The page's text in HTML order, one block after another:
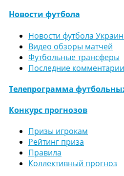
Новости футбола
Новости футбола
Видео обзоры матчей
Футбольные трансферы
Последние комментарии
Телепрограмма
Конкурс прогнозов
Призы игрокам
Рейтинг приза
Правила
Коллективный прогноз